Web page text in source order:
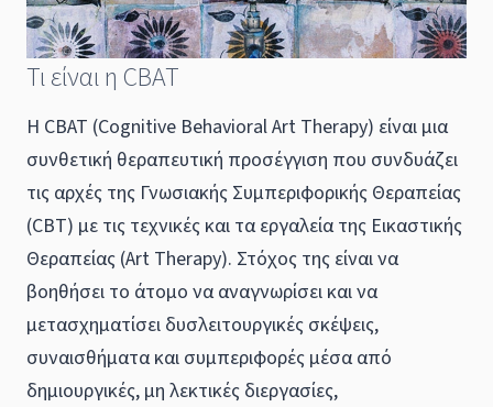
Τι είναι η CBAT
Η CBAT (Cognitive Behavioral Art Therapy) είναι μια
συνθετική θεραπευτική προσέγγιση που συνδυάζει
τις αρχές της Γνωσιακής Συμπεριφορικής Θεραπείας
(CBT) με τις τεχνικές και τα εργαλεία της Εικαστικής
Θεραπείας (Art Therapy). Στόχος της είναι να
βοηθήσει το άτομο να αναγνωρίσει και να
μετασχηματίσει δυσλειτουργικές σκέψεις,
συναισθήματα και συμπεριφορές μέσα από
δημιουργικές, μη λεκτικές διεργασίες,